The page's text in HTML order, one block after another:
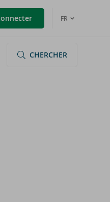
FR
CHERCHER